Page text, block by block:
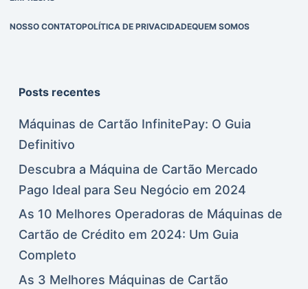
NOSSO CONTATOPOLÍTICA DE PRIVACIDADEQUEM SOMOS
Posts recentes
Máquinas de Cartão InfinitePay: O Guia
Definitivo
Descubra a Máquina de Cartão Mercado
Pago Ideal para Seu Negócio em 2024
As 10 Melhores Operadoras de Máquinas de
Cartão de Crédito em 2024: Um Guia
Completo
As 3 Melhores Máquinas de Cartão